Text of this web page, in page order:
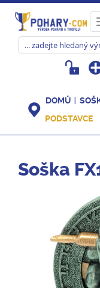
DOMŮ
PODSTAVCE
Soška